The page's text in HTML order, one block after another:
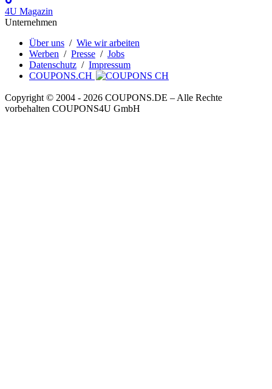
4U Magazin
Unternehmen
Über uns / Wie wir arbeiten
Werben / Presse / Jobs
Datenschutz / Impressum
COUPONS.CH
Copyright © 2004 ‐ 2026 COUPONS.DE – Alle Rechte
vorbehalten COUPONS4U GmbH